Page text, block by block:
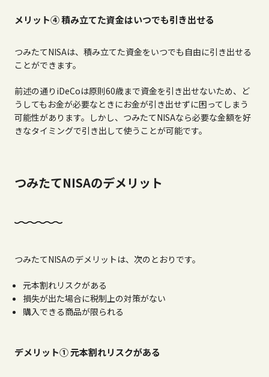
メリット④ 積み立てた資金はいつでも引き出せる
つみたてNISAは、積み立てた資金をいつでも自由に引き出せる
ことができます。
前述の通り iDeCoは原則60歳まで資金を引き出せないため、ど
うしてもお金が必要なときにお金が引き出せずに困ってしまう
可能性があります。しかし、つみたてNISAなら必要な金額を好
きなタイミングで引き出して使うことが可能です。
つみたてNISAのデメリット
つみたてNISAのデメリットは、次のとおりです。
元本割れリスクがある
損失が出た場合に税制上の対策がない
購入できる商品が限られる
デメリット① 元本割れリスクがある